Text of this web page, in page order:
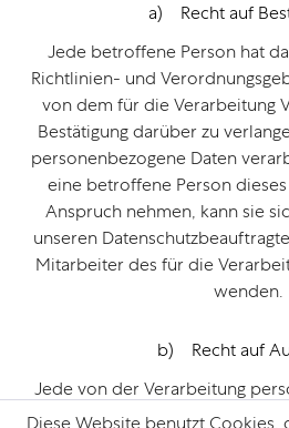
a) Recht auf
Jede betroffene Person hat
Richtlinien- und
von dem für die Verarbeitung
Bestätigung darüber zu
personenbezogene Daten
eine betroffene Person
Anspruch nehmen, kann sie
unseren
Mitarbeiter des für die
wenden.
b) Recht auf
Jede von der Verarbeitung
betroffene Person hat das vom
Diese Website benutzt Cookies,